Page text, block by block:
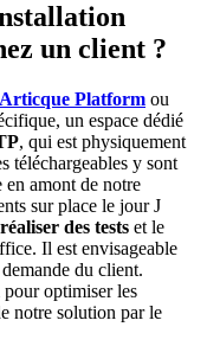
un client ?
Articque Platform ou
un espace dédié
, qui est physiquement
téléchargeables y sont
en amont de notre
sur place le jour J
réaliser des tests et le
Il est envisageable
du client.
pour optimiser les
notre solution par le